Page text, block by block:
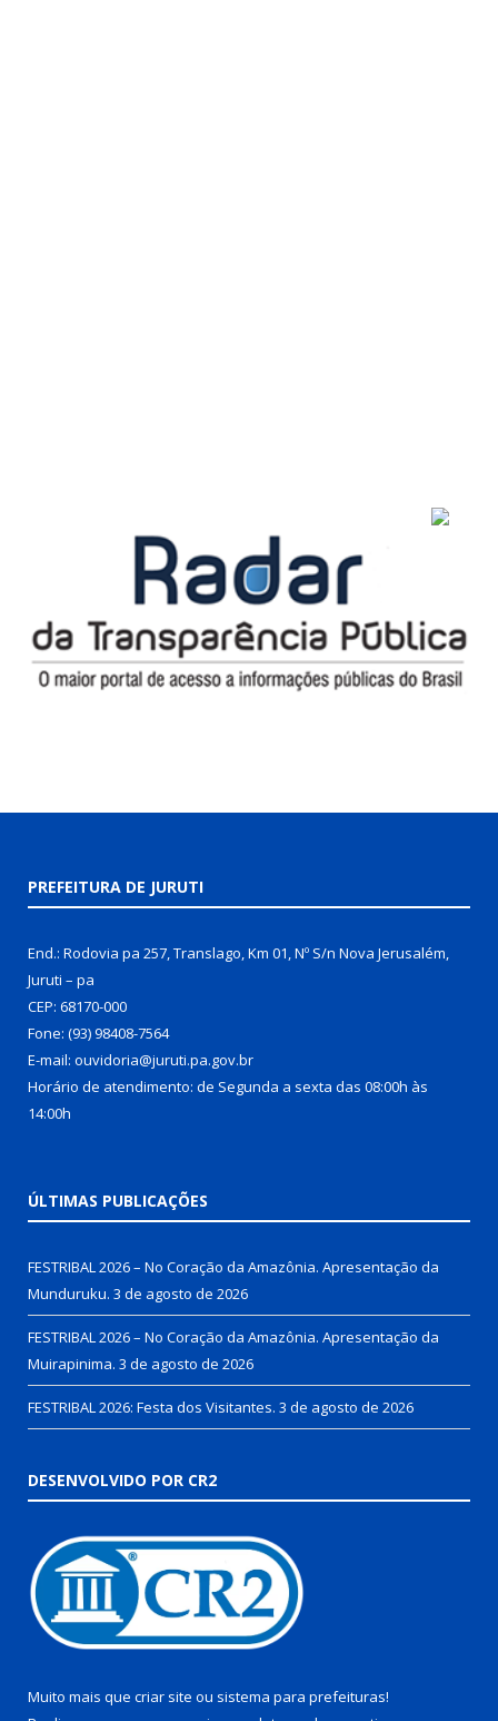
PREFEITURA DE JURUTI
End.: Rodovia pa 257, Translago, Km 01, Nº S/n Nova Jerusalém,
Juruti – pa
CEP: 68170-000
Fone: (93) 98408-7564
E-mail: ouvidoria@juruti.pa.gov.br
Horário de atendimento: de Segunda a sexta das 08:00h às
14:00h
ÚLTIMAS PUBLICAÇÕES
FESTRIBAL 2026 – No Coração da Amazônia. Apresentação da
Munduruku. 3 de agosto de 2026
FESTRIBAL 2026 – No Coração da Amazônia. Apresentação da
Muirapinima. 3 de agosto de 2026
FESTRIBAL 2026: Festa dos Visitantes. 3 de agosto de 2026
DESENVOLVIDO POR CR2
Muito mais que criar site ou sistema para prefeituras!